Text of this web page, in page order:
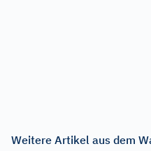
Weitere Artikel aus dem